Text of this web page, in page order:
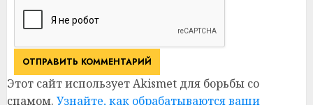
Этот сайт использует Akismet для борьбы со
спамом. Узнайте, как обрабатываются ваши